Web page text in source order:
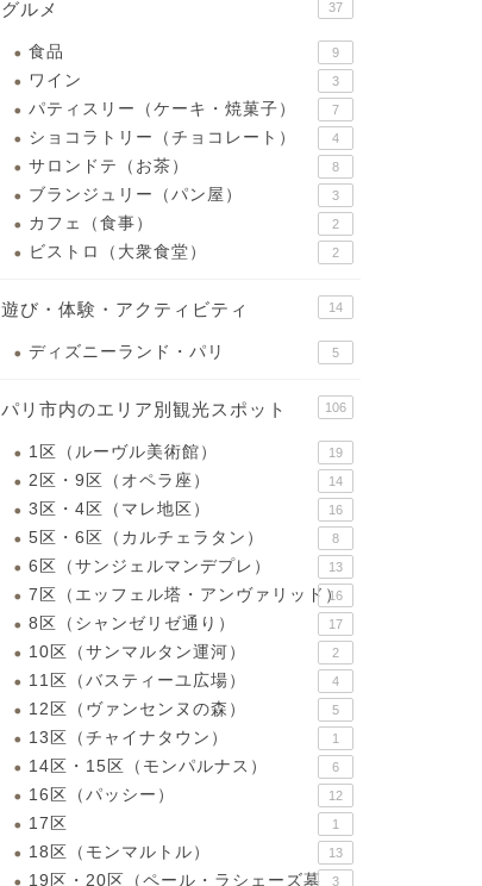
グルメ 37
食品 9
ワイン 3
パティスリー（ケーキ・焼菓子） 7
ショコラトリー（チョコレート） 4
サロンドテ（お茶） 8
ブランジュリー（パン屋） 3
カフェ（食事） 2
ビストロ（大衆食堂） 2
遊び・体験・アクティビティ 14
ディズニーランド・パリ 5
パリ市内のエリア別観光スポット 106
1区（ルーヴル美術館） 19
2区・9区（オペラ座） 14
3区・4区（マレ地区） 16
5区・6区（カルチェラタン） 8
6区（サンジェルマンデプレ） 13
7区（エッフェル塔・アンヴァリッド）
16
8区（シャンゼリゼ通り） 17
10区（サンマルタン運河） 2
11区（バスティーユ広場） 4
12区（ヴァンセンヌの森） 5
13区（チャイナタウン） 1
14区・15区（モンパルナス） 6
16区（パッシー） 12
17区 1
18区（モンマルトル） 13
19区・20区（ペール・ラシェーズ墓
3